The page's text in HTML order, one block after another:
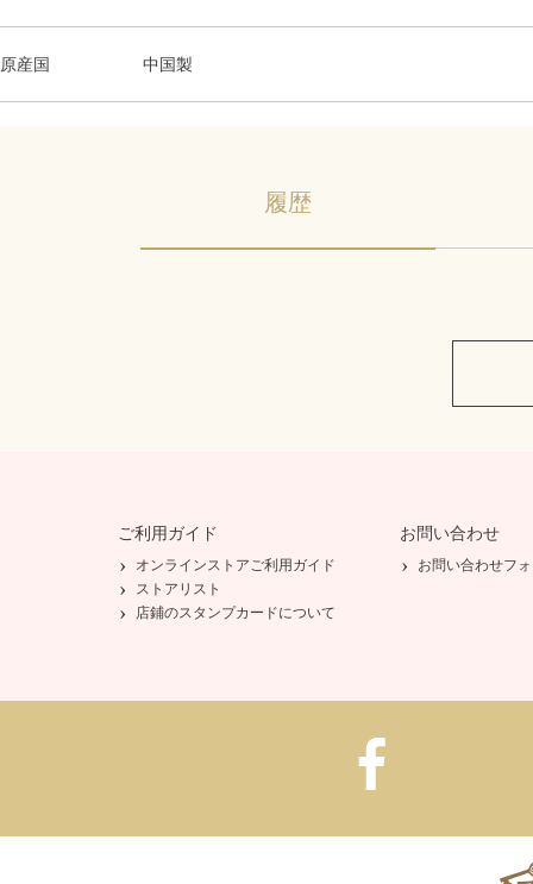
原産国 中国製
履歴
ご利用ガイド
オンラインストアご利用ガイド
ストアリスト
店鋪のスタンプカードについて
お問い合わせ
お問い合わせフ